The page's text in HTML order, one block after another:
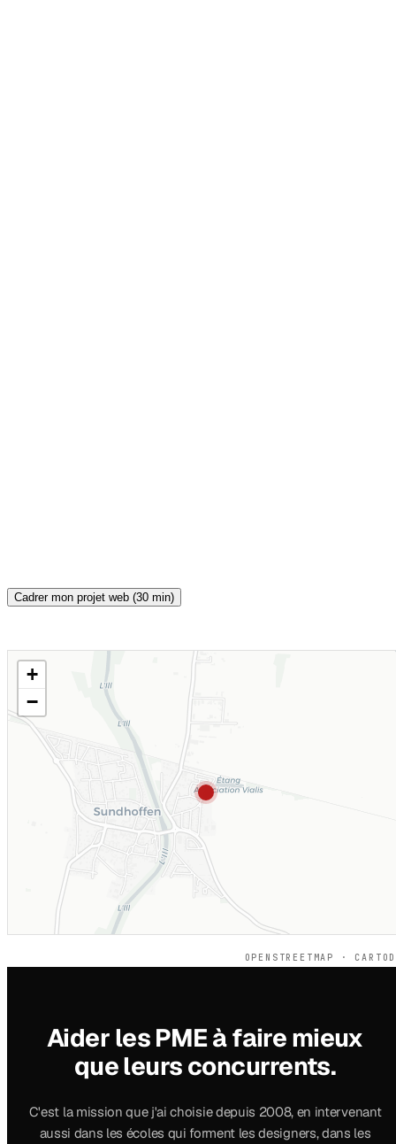
Cadrer mon projet web (30 min)
CARTE INTERACTIVE
+
−
OPENSTREETMAP ·
Aider les PME à faire mieux
que leurs concurrents.
C'est la mission que j'ai choisie depuis 2008, en intervenant
aussi dans les écoles qui forment les designers, dans les